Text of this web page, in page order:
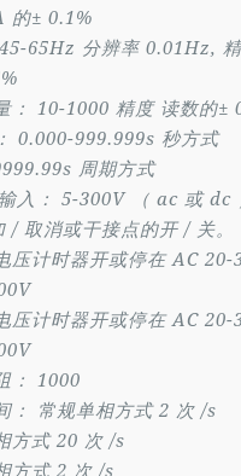
的± 0.1%
65Hz 分辨率 0.01Hz,
： 10-1000 精度 读数的±
0.000-999.999s 秒方式
周期方式
入： 5-300V （ ac 或 dc
/ 取消或干接点的开 / 关。
压计时器开或停在 AC 20-
压计时器开或停在 AC 20-
： 1000
： 常规单相方式 2 次 /s
方式 20 次 /s
方式 2 次 /s